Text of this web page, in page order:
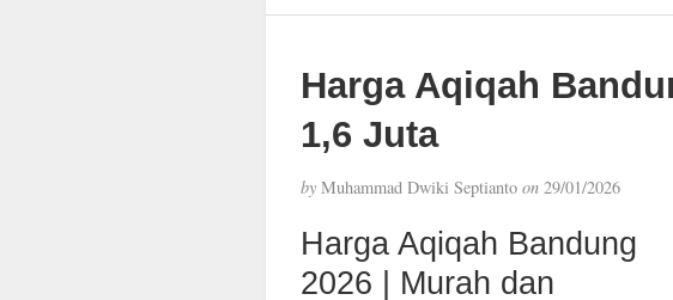
Harga Aqiqah
1,6 Juta
byMuhammad Dwiki Septianto on29/01/2026
Harga Aqiqah Bandung
2026 | Murah dan